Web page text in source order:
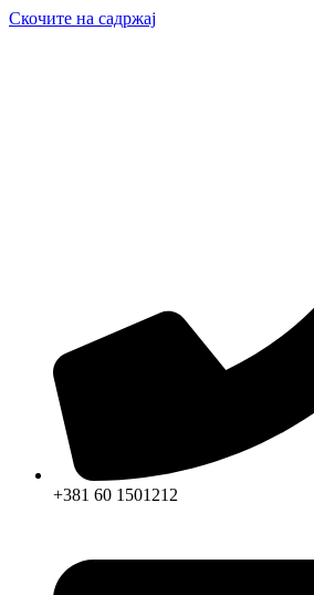
Скочите на садржај
+381 60 1501212